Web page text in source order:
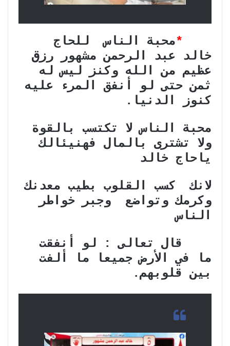
*محبة الناس للحاج
خالد عبد الرحمن مشهور رزق
عظيم من الله وكنز ليس له
ثمن حتى لو أنفق المرء عليه
كنوز الدنيا.
محبة الناس لا تكتسب بالقوة
ولا تشترى بالمال فهنيئالك
ياحاج خالد
لانك كسب القلوب بطيب معدنك
وكرمك وتواضع وجبر خواطر
الناس
قال تعالى : لو أنفقت
ما في الأرض جميعا ما ألفت
بين قلوبهم.